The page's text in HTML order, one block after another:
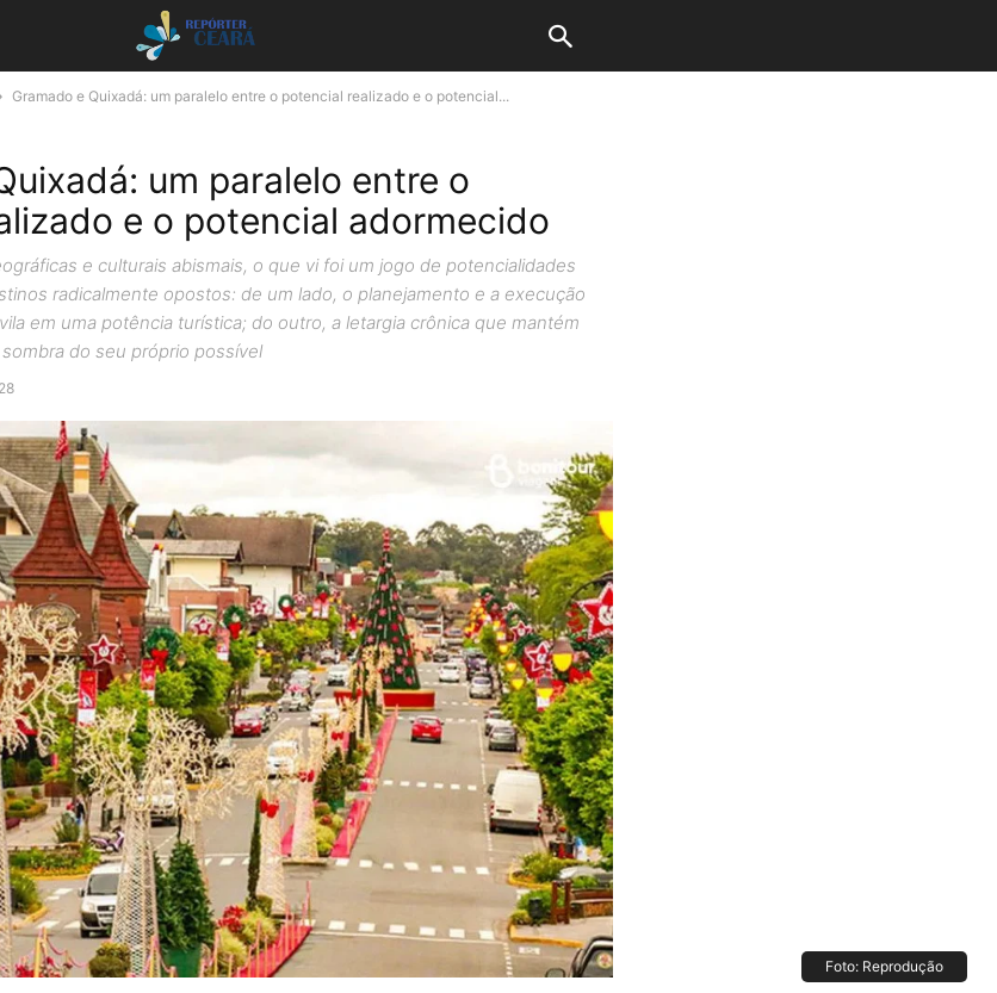
Gramado e Quixadá: um paralelo entre o potencial realizado e o potencial...
um paralelo entre o
e o potencial adormecido
e culturais abismais, o que vi foi um jogo de potencialidades
radicalmente opostos: de um lado, o planejamento e a execução
em uma potência turística; do outro, a letargia crônica que mantém
do seu próprio possível
Foto: Reprodução